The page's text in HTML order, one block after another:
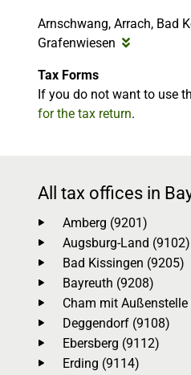
Arnschwang, Arrach, Bad
Grafenwiesen
Tax Forms
If you do not want to use
for the tax return.
All tax offices in
Amberg (9201)
Augsburg-Land (9102)
Bad Kissingen (9205)
Bayreuth (9208)
Cham mit
Deggendorf (9108)
Ebersberg (9112)
Erding (9114)